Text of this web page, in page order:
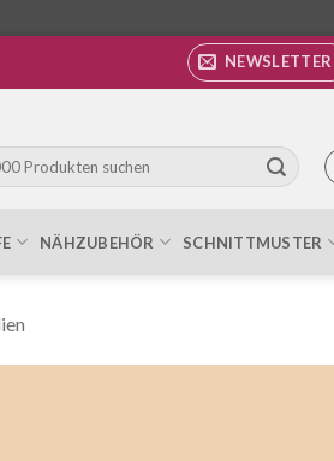
NEWSLETTER
NÄHZUBEHÖR SCHNITTMUSTER